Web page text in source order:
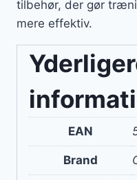
tilbehør, der gør
mere effektiv.
EAN
Brand